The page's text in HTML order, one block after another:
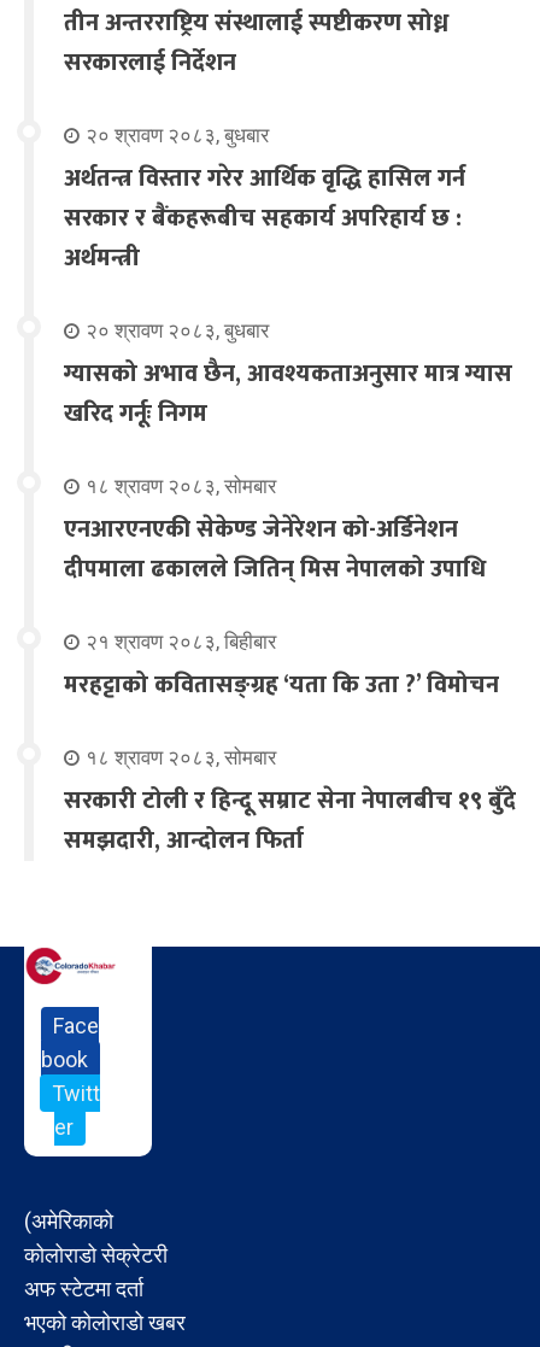
तीन अन्तरराष्ट्रिय संस्थालाई स्पष्टीकरण सोध्न
सरकारलाई निर्देशन
२० श्रावण २०८३, बुधबार
अर्थतन्त्र विस्तार गरेर आर्थिक वृद्धि हासिल गर्न
सरकार र बैंकहरूबीच सहकार्य अपरिहार्य छ :
अर्थमन्त्री
२० श्रावण २०८३, बुधबार
ग्यासको अभाव छैन, आवश्यकताअनुसार मात्र ग्यास
खरिद गर्नूः निगम
१८ श्रावण २०८३, सोमबार
एनआरएनएकी सेकेण्ड जेनेरेशन को-अर्डिनेशन
दीपमाला ढकालले जितिन् मिस नेपालको उपाधि
२१ श्रावण २०८३, बिहीबार
मरहट्टाको कवितासङ्ग्रह ‘यता कि उता ?’ विमोचन
१८ श्रावण २०८३, सोमबार
सरकारी टोली र हिन्दू सम्राट सेना नेपालबीच १९ बुँदे
समझदारी, आन्दोलन फिर्ता
Face
book
Twitt
er
(अमेरिकाको
कोलोराडो सेक्रेटरी
अफ स्टेटमा दर्ता
भएको कोलोराडो खबर